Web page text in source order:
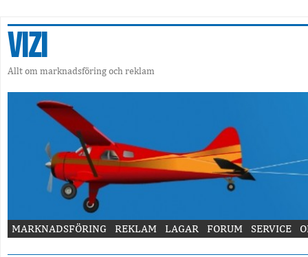
Vizi
Allt om marknadsföring och reklam
MARKNADSFÖRING REKLAM LAGAR FORUM SERVICE